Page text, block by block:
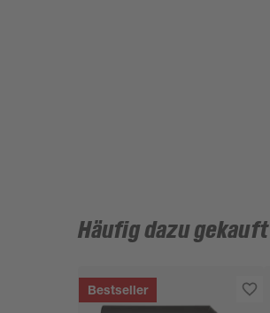
Häufig dazu gekauft
Bestseller